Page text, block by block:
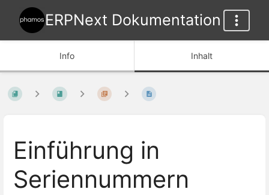
ERPNext Dokumentation
Info Inhalt
Einführung in
Seriennummern